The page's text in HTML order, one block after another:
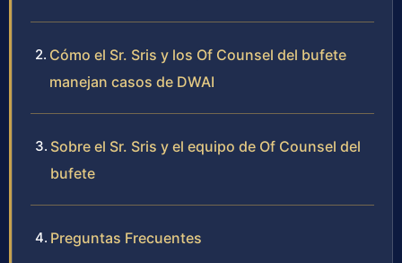
Cómo el Sr. Sris y los Of Counsel del bufete
manejan casos de DWAI
Sobre el Sr. Sris y el equipo de Of Counsel del
bufete
Preguntas Frecuentes